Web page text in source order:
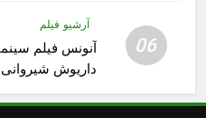
06
آرشیو فیلم
آنونس فیلم
داریوش شیروانی